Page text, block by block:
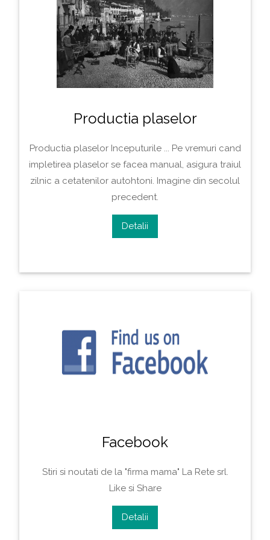
Productia plaselor
Productia plaselor Inceputurile ... Pe vremuri cand
impletirea plaselor se facea manual, asigura traiul
zilnic a cetatenilor autohtoni. Imagine din secolul
precedent.
Detalii
Facebook
Stiri si noutati de la "firma mama" La Rete srl.
Like si Share
Detalii